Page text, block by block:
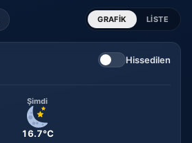
GRAFIK LISTE
Hissedilen
Şimdi
16.7°C